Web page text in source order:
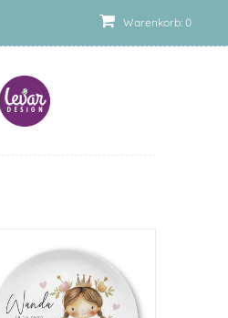
Warenkorb: 0